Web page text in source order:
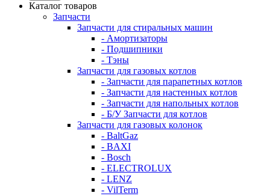
Каталог товаров
Запчасти
Запчасти для стиральных машин
- Амортизаторы
- Подшипники
- Тэны
Запчасти для газовых котлов
- Запчасти для парапетных котлов
- Запчасти для настенных котлов
- Запчасти для напольных котлов
- Б/У Запчасти для котлов
Запчасти для газовых колонок
- BaltGaz
- BAXI
- Bosch
- ELECTROLUX
- LENZ
- VilTerm